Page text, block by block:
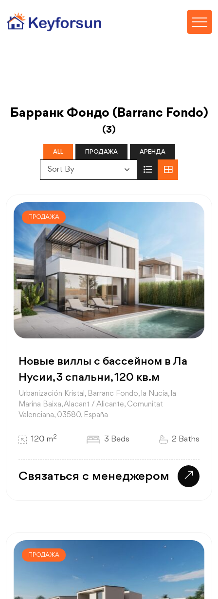
Барранк Фондо (Barranc Fondo)
(3)
ALL ПРОДАЖА АРЕНДА
Sort By
ПРОДАЖА
Новые виллы с бассейном в Ла
Нусии, 3 спальни, 120 кв.м
Urbanización Kristal, Barranc Fondo, la Nucia, la
Marina Baixa, Alacant / Alicante, Comunitat
Valenciana, 03580, España
120 m2 3 Beds 2 Baths
Связаться с менеджером
ПРОДАЖА